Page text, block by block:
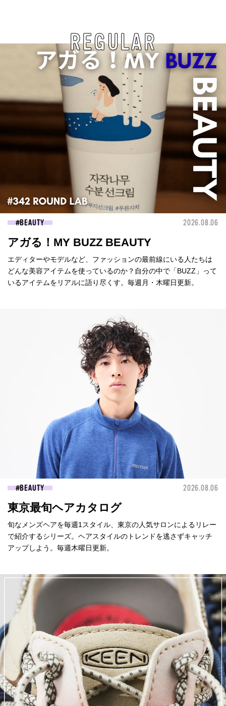
REGULAR
BEAUTY 2026.08.06
アガる！MY BUZZ BEAUTY
エディターやモデルなど、ファッションの最前線にいる人たちは
どんな美容アイテムを使っているのか？自分の中で「BUZZ」って
いるアイテムをリアルに語り尽くす。毎週月・木曜日更新。
BEAUTY 2026.08.06
東京最旬ヘアカタログ
旬なメンズヘアを毎週1スタイル、東京の人気サロンによるリレー
で紹介するシリーズ。ヘアスタイルのトレンドを逃さずキャッチ
アップしよう。毎週木曜日更新。